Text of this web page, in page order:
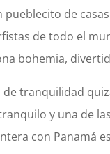
pueblecito de
de todo el
bohemia,
de tranquilidad
y una de
con Panamá